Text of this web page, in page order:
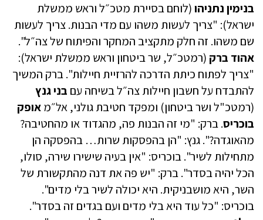
בנימין נתניהו(לוחם בסיירת מטכ״ל וראש ממשלת
ישראל): "צריך לעשות משהו עם מדי הבנות. צריך לעשות
שם משהו. זה חלק מתקציב המחקר והפיתוח של צה״ל".
אהוד ברק (רמטכ״ל, שר ביטחון וראש ממשלת ישראל):
"צריך לפתוח כיתת הדרכה להרזיית חיילות". ברק המשיך
להתבדח על חשבון חיילות צה״ל בשיחה עם בני גנץ
(רמטכ"ל ושר ביטחון) ומפקד חטיבת גולני, אל״מאופק
בוכריס. ברק: "מי זה הבנות פה, מהגדוד או מהחטיבה?
מהאוגדה?". גנץ: "הן בהפסקות שרות… בהפסקה הן
מתחילות לשיר". בוכריס: "אין בעיה שישירו שירה, סולו,
הכל יהיה בסדר". ברק: "יש פה את דנה מהתקשורת של
השר, היא מושבניקית. היא יכולה לשיר בלי מדים".
בוכריס: "כל עוד היא בלי מדים ועם בגדים זה בסדר".